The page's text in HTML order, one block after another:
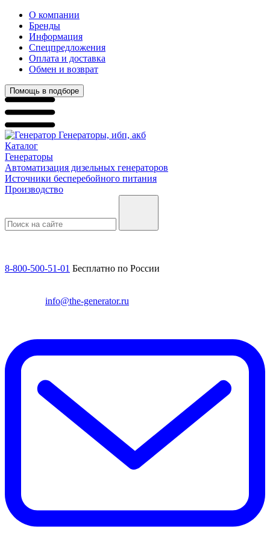
О компании
Бренды
Информация
Спецпредложения
Оплата и доставка
Обмен и возврат
Помощь в подборе
Генераторы, ибп, акб
Каталог
Генераторы
Автоматизация дизельных генераторов
Источники бесперебойного питания
Производство
8-800-500-51-01 Бесплатно по России
info@the-generator.ru